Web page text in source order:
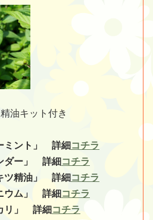
油キット付き
ミント」 詳細 コチラ
ダー」 詳細 コチラ
ツ精油」 詳細 コチラ
ウム」 詳細 コチラ
リ」 詳細 コチラ